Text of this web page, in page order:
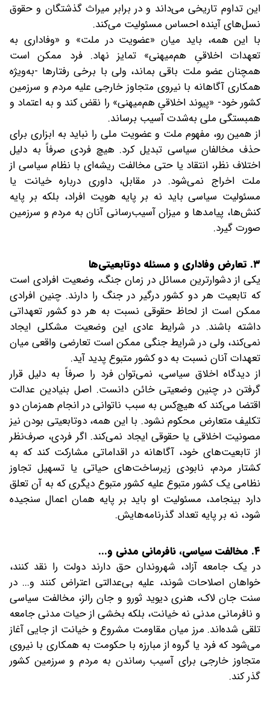
این تداوم تاریخی می‌داند و در برابر میراث گذشتگان و حقوق
نسل‌های آینده احساس مسئولیت می‌کند.
با این همه، باید میان «عضویت در ملت» و «وفاداری به
تعهدات اخلاقیِ هم‌میهنی» تمایز نهاد. فرد ممکن است
همچنان عضو ملت باقی بماند، ولی با برخی رفتارها -به‌ویژه
همکاری آگاهانه با نیروی متجاوز خارجی علیه مردم و سرزمین
کشور خود- «پیوند اخلاقیِ هم‌میهنی» را نقض کند و به اعتماد و
همبستگی ملی به‌شدت آسیب برساند.
از همین رو، مفهوم ملت و عضویت ملی را نباید به ابزاری برای
حذف مخالفان سیاسی تبدیل کرد. هیچ فردی صرفاً به دلیل
اختلاف نظر، انتقاد یا حتی مخالفت ریشه‌ای با نظام سیاسی از
ملت اخراج نمی‌شود. در مقابل، داوری درباره خیانت یا
مسئولیت سیاسی باید نه بر پایه هویت افراد، بلکه بر پایه
کنش‌ها، پیامدها و میزان آسیب‌رسانی آنان به مردم و سرزمین
صورت گیرد.
۳. تعارض وفاداری و مسئله دوتابعیتی‌ها
یکی از دشوارترین مسائل در زمان جنگ، وضعیت افرادی است
که تابعیت هر دو کشور درگیر در جنگ را دارند. چنین افرادی
ممکن است از لحاظ حقوقی نسبت به هر دو کشور تعهداتی
داشته باشند. در شرایط عادی این وضعیت مشکلی ایجاد
نمی‌کند، ولی در شرایط جنگی ممکن است تعارضی واقعی میان
تعهدات آنان نسبت به دو کشور متبوع پدید آید.
از دیدگاه اخلاق سیاسی، نمی‌توان فرد را صرفاً به دلیل قرار
گرفتن در چنین وضعیتی خائن دانست. اصل بنیادین عدالت
اقتضا می‌کند که هیچ‌کس به سبب ناتوانی در انجام همزمان دو
تکلیف متعارض محکوم نشود. با این همه، دوتابعیتی بودن نیز
مصونیت اخلاقی یا حقوقی ایجاد نمی‌کند. اگر فردی، صرف‌نظر
از تابعیت‌های خود، آگاهانه در اقداماتی مشارکت کند که به
کشتار مردم، نابودی زیرساخت‌های حیاتی یا تسهیل تجاوز
نظامی یک کشور متبوع علیه کشور متبوع دیگری که به آن تعلق
دارد بینجامد، مسئولیت او باید بر پایه همان اعمال سنجیده
شود، نه بر پایه تعداد گذرنامه‌هایش.
۴. مخالفت سیاسی، نافرمانی مدنی و...
در یک جامعه آزاد، شهروندان حق دارند دولت را نقد کنند،
خواهان اصلاحات شوند، علیه بی‌عدالتی اعتراض کنند و... در
سنت جان لاک، هنری دیوید ثورو و جان رالز، مخالفت سیاسی
و نافرمانی مدنی نه خیانت، بلکه بخشی از حیات مدنی جامعه
تلقی شده‌اند. مرز میان مقاومت مشروع و خیانت از جایی آغاز
می‌شود که فرد یا گروه از مبارزه با حکومت به همکاری با نیروی
متجاوز خارجی برای آسیب رساندن به مردم و سرزمین کشور
گذر کند.